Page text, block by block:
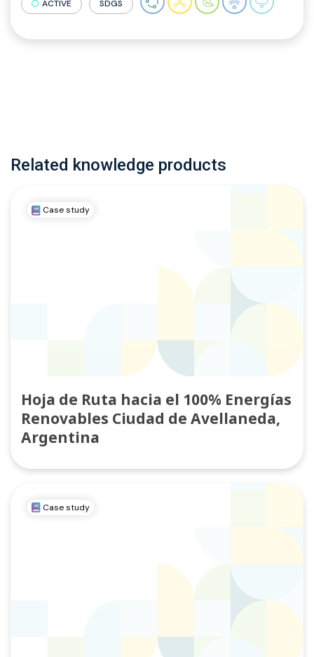
ACTIVE SDGS
Related knowledge products
Case study
Hoja de Ruta hacia el 100% Energías
Renovables Ciudad de Avellaneda,
Argentina
Case study